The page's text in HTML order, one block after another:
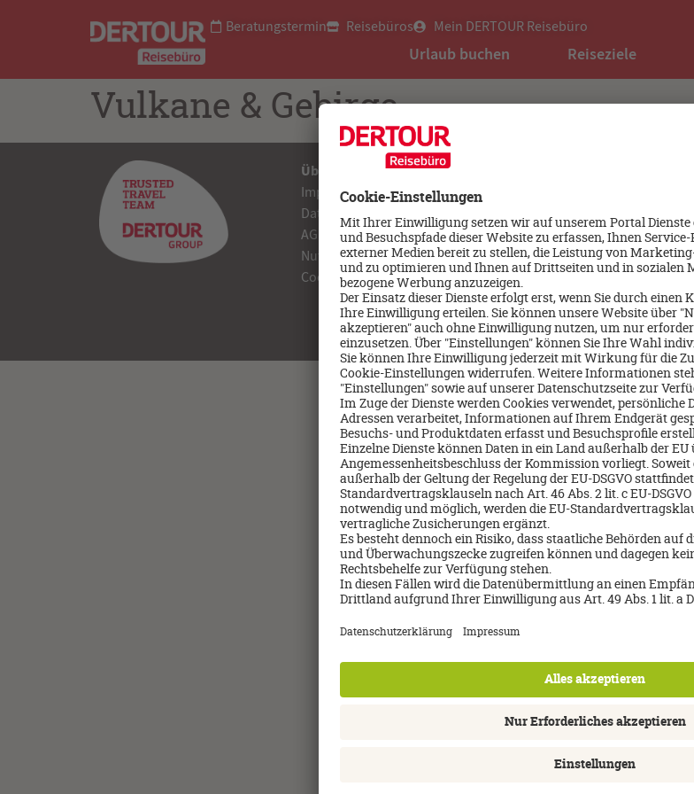
Beratungstermin Reisebüros Mein DERTOUR Reisebüro
Urlaub buchen Reiseziele
Vulkane & Gebirge
Über uns
Impressum
Datenschutz
AGB
Nutzungsbedingungen
Cookie Einstellungen
Newsletter
Jobs und Karriere
Kontakt
Reisebüro verkaufen
FAQs
Versicherung widerrufen